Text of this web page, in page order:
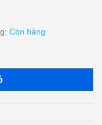
Còn hàng